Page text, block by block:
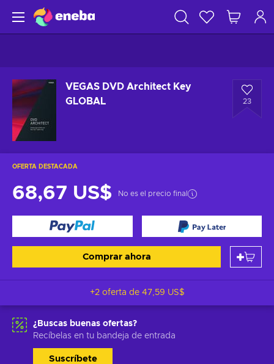
VEGAS DVD Architect Key
GLOBAL
23
OFERTA DESTACADA
68,67 US$ No es el precio final
Comprar ahora
+2 oferta de 47,59 US$
¿Buscas buenas ofertas?
Recíbelas en tu bandeja de entrada
Suscríbete